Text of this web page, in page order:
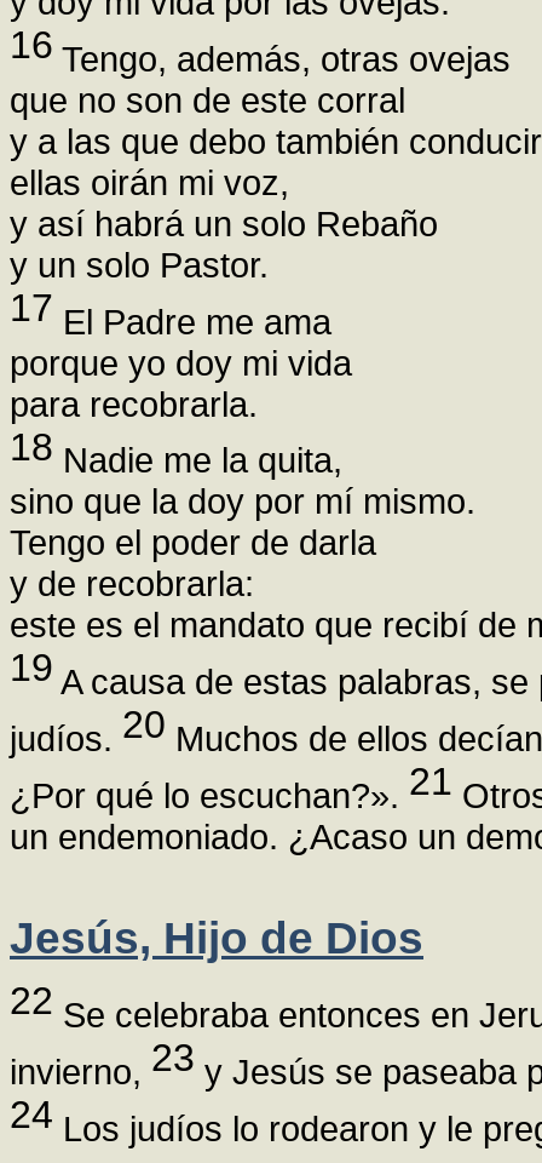
16 Tengo, además, otras ovejas
que no son de este corral
y a las que debo también
ellas oirán mi voz,
y así habrá un solo Rebaño
y un solo Pastor.
17 El Padre me ama
porque yo doy mi vida
para recobrarla.
18 Nadie me la quita,
sino que la doy por mí mismo.
Tengo el poder de darla
y de recobrarla:
este es el mandato que recibí de
19 A causa de estas palabras,
judíos. 20 Muchos de ellos
¿Por qué lo escuchan?». 21
un endemoniado. ¿Acaso un
Jesús, Hijo de Dios
22 Se celebraba entonces en
invierno, 23 y Jesús se paseaba
24 Los judíos lo rodearon y le